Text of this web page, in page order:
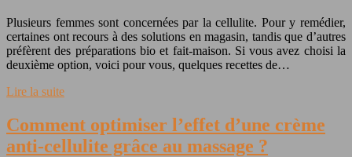
Plusieurs femmes sont concernées par la cellulite. Pour y remédier,
certaines ont recours à des solutions en magasin, tandis que d’autres
préfèrent des préparations bio et fait-maison. Si vous avez choisi la
deuxième option, voici pour vous, quelques recettes de…
Lire la suite
Comment optimiser l’effet d’une crème
anti-cellulite grâce au massage ?